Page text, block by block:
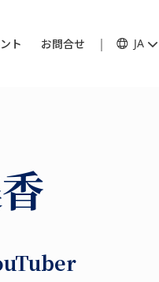
ト お問合せ JA